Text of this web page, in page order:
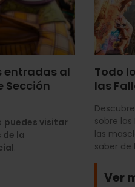
entradas al
Sección
puedes visitar
de la
.
Todo
las
sobre las
las
saber de
Ver